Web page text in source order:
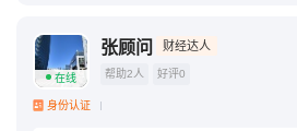
在线
张顾问 财经达人
帮助2人 好评0
身份认证